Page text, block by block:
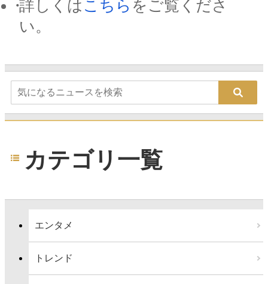
詳しくは こちら をご覧くださ
い。
カテゴリ一覧
エンタメ
トレンド